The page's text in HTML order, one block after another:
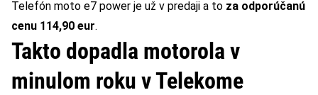
Telefón moto e7 power je už v predaji a to za odporúčanú
cenu 114,90 eur.
Takto dopadla motorola v
minulom roku v Telekome